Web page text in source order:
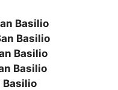
Basilio
Basilio
Basilio
Basilio
Basilio